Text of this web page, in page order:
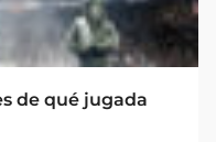
de qué jugada